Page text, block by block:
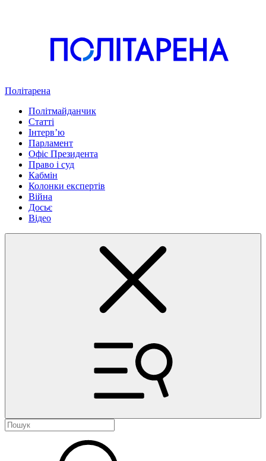
Політарена
Політмайданчик
Статті
Інтервʼю
Парламент
Офіс Президента
Право і суд
Кабмін
Колонки експертів
Війна
Досьє
Відео